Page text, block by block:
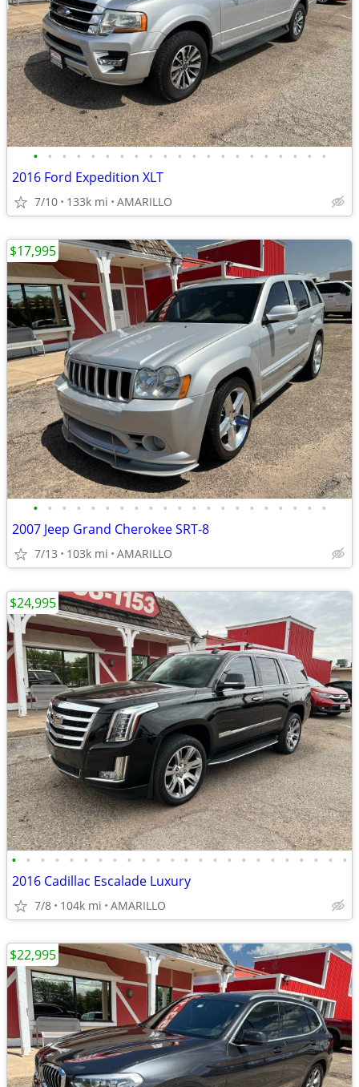
• • • • • • • • • • • • • • • • • • • • •
2016 Ford Expedition XLT
7/10 133k mi AMARILLO
• • • • • • • • • • • • • • • • • • • • •
2007 Jeep Grand Cherokee SRT-8
7/13 103k mi AMARILLO
$17,995
• • • • • • • • • • • • • • • • • • • • • • • •
2016 Cadillac Escalade Luxury
7/8 104k mi AMARILLO
$24,995
$22,995